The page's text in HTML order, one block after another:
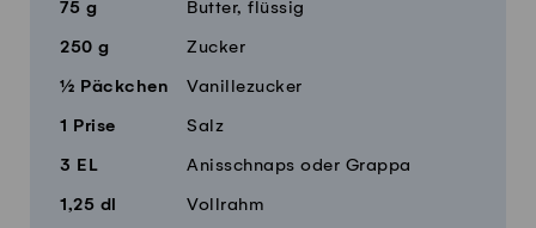
75 g Butter, flüssig
250 g Zucker
½ Päckchen Vanillezucker
1 Prise Salz
3 EL Anisschnaps oder Grappa
1,25 dl Vollrahm